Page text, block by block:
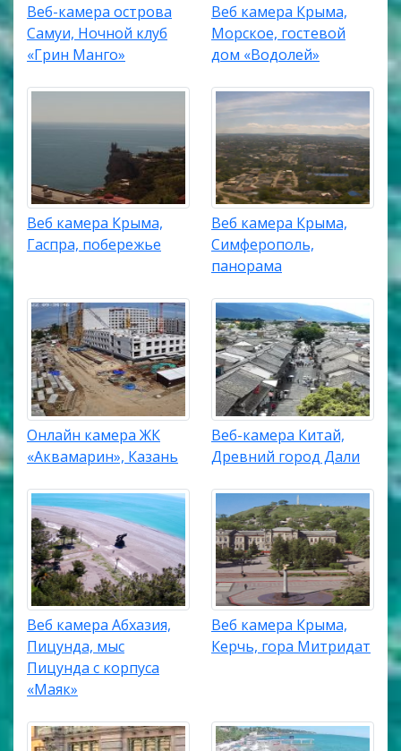
Веб-камера острова
Самуи, Ночной клуб
«Грин Манго»
Веб камера Крыма,
Морское, гостевой
дом «Водолей»
Веб камера Крыма,
Гаспра, побережье
Веб камера Крыма,
Симферополь,
панорама
Онлайн камера ЖК
«Аквамарин», Казань
Веб-камера Китай,
Древний город Дали
Веб камера Абхазия,
Пицунда, мыс
Пицунда с корпуса
«Маяк»
Веб камера Крыма,
Керчь, гора Митридат